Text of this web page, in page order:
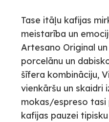
Tase itāļu kafijas
meistarība un
Artesano Original
porcelānu un
šīfera kombināciju,
vienkāršu un skaidri
mokas/espreso tasi
kafijas pauzei